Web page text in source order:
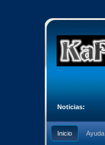
Noticias:
Inicio Ayuda